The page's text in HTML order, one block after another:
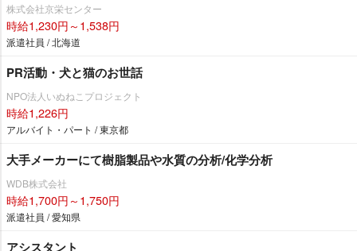
株式会社京栄センター
時給1,230円～1,538円
派遣社員 / 北海道
PR活動・犬と猫のお世話
NPO法人いぬねこプロジェクト
時給1,226円
アルバイト・パート / 東京都
大手メーカーにて樹脂製品や水質の分析/化学分析
WDB株式会社
時給1,700円～1,750円
派遣社員 / 愛知県
アシスタント